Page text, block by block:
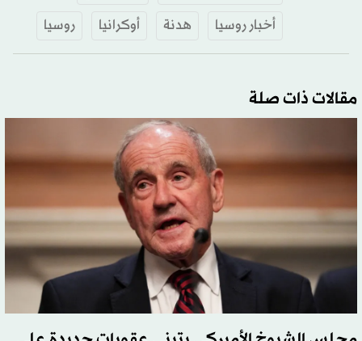
أخبار روسيا
هدنة أوكرانيا روسيا
مقالات ذات صلة